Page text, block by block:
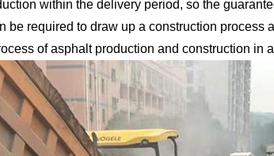
within the delivery period, so the
be required to draw up a construction
of asphalt production and construction in